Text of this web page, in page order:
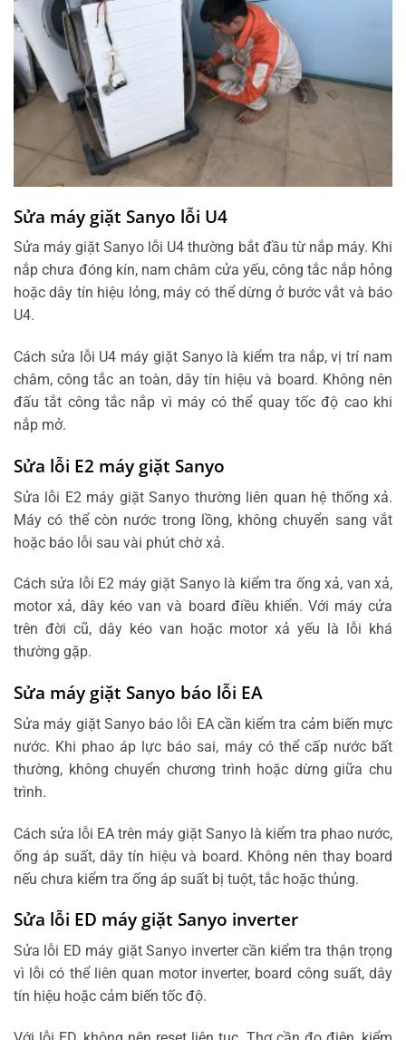
Sửa máy giặt Sanyo lỗi U4
Sửa máy giặt Sanyo lỗi U4 thường bắt đầu từ nắp máy. Khi
nắp chưa đóng kín, nam châm cửa yếu, công tắc nắp hỏng
hoặc dây tín hiệu lỏng, máy có thể dừng ở bước vắt và báo
U4.
Cách sửa lỗi U4 máy giặt Sanyo là kiểm tra nắp, vị trí nam
châm, công tắc an toàn, dây tín hiệu và board. Không nên
đấu tắt công tắc nắp vì máy có thể quay tốc độ cao khi
nắp mở.
Sửa lỗi E2 máy giặt Sanyo
Sửa lỗi E2 máy giặt Sanyo thường liên quan hệ thống xả.
Máy có thể còn nước trong lồng, không chuyển sang vắt
hoặc báo lỗi sau vài phút chờ xả.
Cách sửa lỗi E2 máy giặt Sanyo là kiểm tra ống xả, van xả,
motor xả, dây kéo van và board điều khiển. Với máy cửa
trên đời cũ, dây kéo van hoặc motor xả yếu là lỗi khá
thường gặp.
Sửa máy giặt Sanyo báo lỗi EA
Sửa máy giặt Sanyo báo lỗi EA cần kiểm tra cảm biến mực
nước. Khi phao áp lực báo sai, máy có thể cấp nước bất
thường, không chuyển chương trình hoặc dừng giữa chu
trình.
Cách sửa lỗi EA trên máy giặt Sanyo là kiểm tra phao nước,
ống áp suất, dây tín hiệu và board. Không nên thay board
nếu chưa kiểm tra ống áp suất bị tuột, tắc hoặc thủng.
Sửa lỗi ED máy giặt Sanyo inverter
Sửa lỗi ED máy giặt Sanyo inverter cần kiểm tra thận trọng
vì lỗi có thể liên quan motor inverter, board công suất, dây
tín hiệu hoặc cảm biến tốc độ.